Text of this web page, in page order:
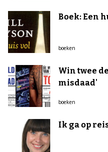
Boek: Een
boeken
Win twee
misdaad'
boeken
Ik ga op